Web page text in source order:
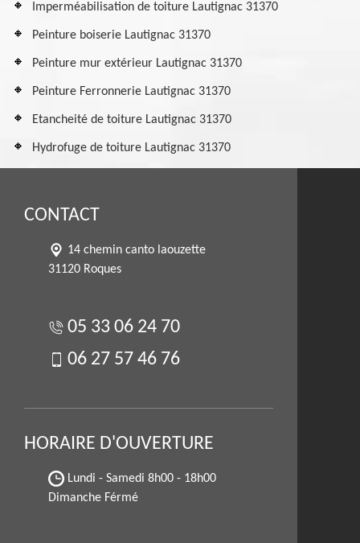
Imperméabilisation de toiture Lautignac 31370
Peinture boiserie Lautignac 31370
Peinture mur extérieur Lautignac 31370
Peinture Ferronnerie Lautignac 31370
Etancheité de toiture Lautignac 31370
Hydrofuge de toiture Lautignac 31370
CONTACT
14 chemin canto laouzette
31120 Roques
05 33 06 24 70
06 27 57 46 76
HORAIRE D'OUVERTURE
Lundi - Samedi 8h00 - 18h00
Dimanche Férmé